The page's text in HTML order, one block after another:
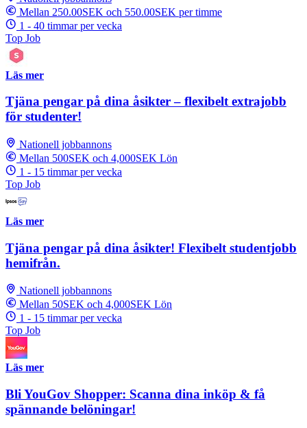
Mellan 250.00SEK och 550.00SEK per timme
1 - 40 timmar per vecka
Top Job
Läs mer
Tjäna pengar på dina åsikter – flexibelt extrajobb
för studenter!
Nationell jobbannons
Mellan 500SEK och 4,000SEK Lön
1 - 15 timmar per vecka
Top Job
Läs mer
Tjäna pengar på dina åsikter! Flexibelt studentjobb
hemifrån.
Nationell jobbannons
Mellan 50SEK och 4,000SEK Lön
1 - 15 timmar per vecka
Top Job
Läs mer
Bli YouGov Shopper: Scanna dina inköp & få
spännande belöningar!